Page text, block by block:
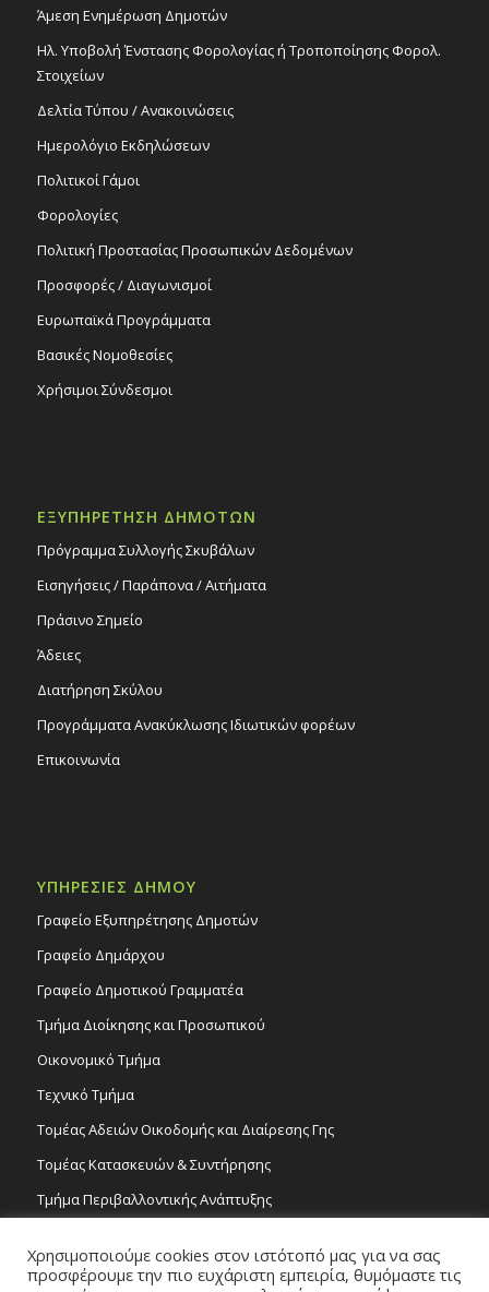
Άμεση Ενημέρωση Δημοτών
Ηλ. Υποβολή Ένστασης Φορολογίας ή Τροποποίησης Φορολ.
Στοιχείων
Δελτία Τύπου / Ανακοινώσεις
Ημερολόγιο Εκδηλώσεων
Πολιτικοί Γάμοι
Φορολογίες
Πολιτική Προστασίας Προσωπικών Δεδομένων
Προσφορές / Διαγωνισμοί
Ευρωπαϊκά Προγράμματα
Βασικές Νομοθεσίες
Χρήσιμοι Σύνδεσμοι
ΕΞΥΠΗΡΕΤΗΣΗ ΔΗΜΟΤΩΝ
Πρόγραμμα Συλλογής Σκυβάλων
Εισηγήσεις / Παράπονα / Αιτήματα
Πράσινο Σημείο
Άδειες
Διατήρηση Σκύλου
Προγράμματα Ανακύκλωσης Ιδιωτικών φορέων
Επικοινωνία
ΥΠΗΡΕΣΙΕΣ ΔΗΜΟΥ
Γραφείο Εξυπηρέτησης Δημοτών
Γραφείο Δημάρχου
Γραφείο Δημοτικού Γραμματέα
Τμήμα Διοίκησης και Προσωπικού
Οικονομικό Τμήμα
Τεχνικό Τμήμα
Τομέας Αδειών Οικοδομής και Διαίρεσης Γης
Τομέας Κατασκευών & Συντήρησης
Τμήμα Περιβαλλοντικής Ανάπτυξης
Τομέας Γραμμάτων και Τεχνών
Χρησιμοποιούμε cookies στον ιστότοπό μας για να σας
προσφέρουμε την πιο ευχάριστη εμπειρία, θυμόμαστε τις